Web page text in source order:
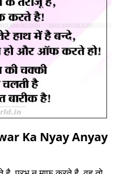
Ka Nyay Anyay